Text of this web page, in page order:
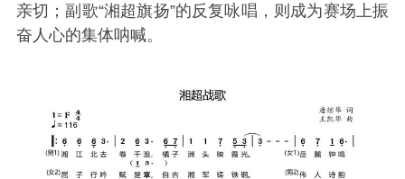
亲切；副歌“湘超旗扬”的反复咏唱，则成为赛场上振
奋人心的集体呐喊。